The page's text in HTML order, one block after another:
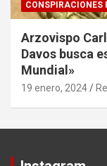
CONSPIRACIONES
Arzovispo
Davos busca
Mundial»
19 enero, 2024